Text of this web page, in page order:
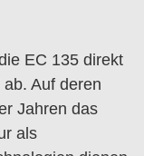
EC 135 direkt
Auf deren
Jahren das
als